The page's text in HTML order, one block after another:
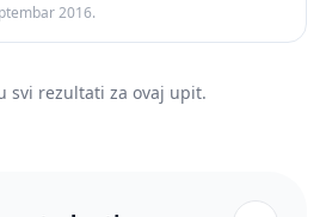
2016.
svi rezultati za ovaj upit.